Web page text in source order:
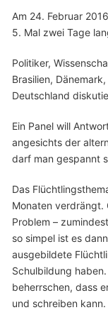
Am 24. Februar
5. Mal zwei Tage
Politiker,
Brasilien,
Deutschland
Ein Panel will
angesichts der
darf man gespannt
Das
Monaten
Problem –
so simpel ist es
ausgebildete
Schulbildung
beherrschen, dass
und schreiben